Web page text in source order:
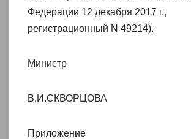
Федерации 12 декабря 2017 г.,
регистрационный N 49214).
Министр
В.И.СКВОРЦОВА
Приложение